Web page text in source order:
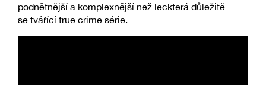
podnětnější a komplexnější než leckterá důležitě
se tvářící true crime série.